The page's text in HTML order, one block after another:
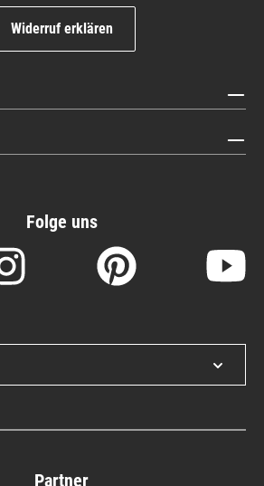
Widerruf erklären
Folge uns
Partner